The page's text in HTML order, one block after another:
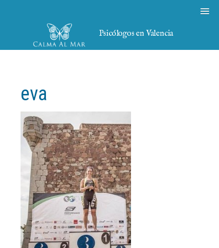
Psicólogos en Valencia
eva